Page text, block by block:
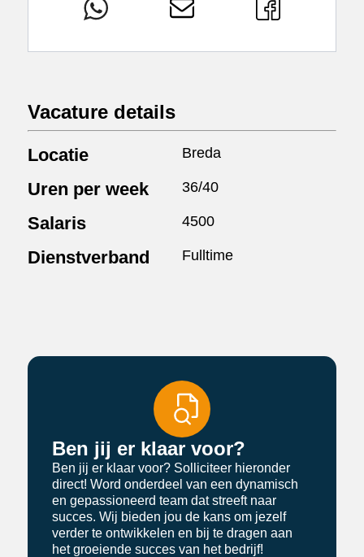
Vacature details
Locatie Breda
Uren per week 36/40
Salaris 4500
Dienstverband Fulltime
Ben jij er klaar voor?
Ben jij er klaar voor? Solliciteer hieronder
direct! Word onderdeel van een dynamisch
en gepassioneerd team dat streeft naar
succes. Wij bieden jou de kans om jezelf
verder te ontwikkelen en bij te dragen aan
het groeiende succes van het bedrijf!